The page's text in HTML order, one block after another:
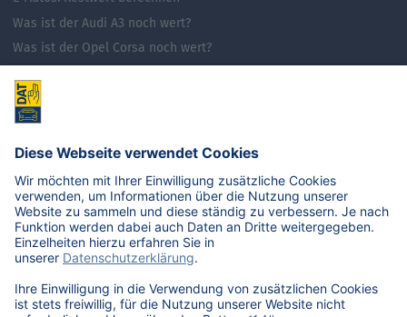
Was ist der Audi A3 noch wert?
Was ist der Opel Corsa noch wert?
Was ist der VW Golf noch wert?
E-Mobilität in Deutschland
Karriere
Übersicht
Stellenangebote
Benefits
DAT als Arbeitgeber
Schüler, Absolventen, Studenten